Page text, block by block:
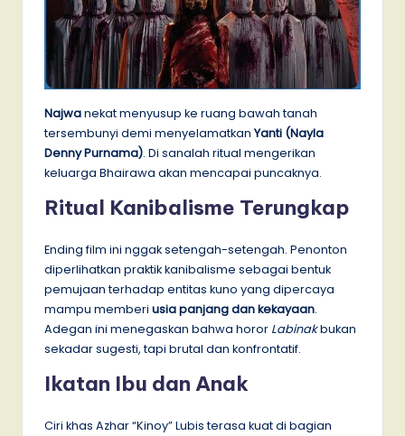
Najwanekat menyusup ke ruang bawah tanah
tersembunyi demi menyelamatkan Yanti (Nayla
Denny Purnama). Di sanalah ritual mengerikan
keluarga Bhairawa akan mencapai puncaknya.
Ritual Kanibalisme Terungkap
Ending film ini nggak setengah-setengah. Penonton
diperlihatkan praktik kanibalisme sebagai bentuk
pemujaan terhadap entitas kuno yang dipercaya
mampu memberi usia panjang dan kekayaan.
Adegan ini menegaskan bahwa horor Labinakbukan
sekadar sugesti, tapi brutal dan konfrontatif.
Ikatan Ibu dan Anak
Ciri khas Azhar “Kinoy” Lubis terasa kuat di bagian